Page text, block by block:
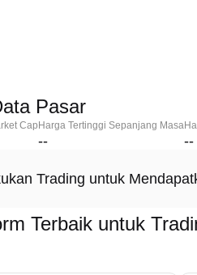
Pasar
Cap Harga Tertinggi Sepanjang Masa
-- --
Trading untuk
Terbaik untuk